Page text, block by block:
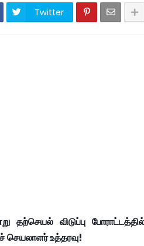
Twitter
தற்செயல் விடுப்பு
உத்தரவு!